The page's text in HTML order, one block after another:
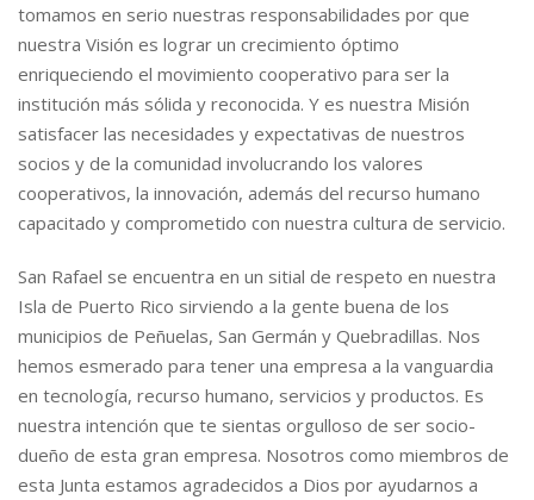
tomamos en serio nuestras responsabilidades por que
nuestra Visión es lograr un crecimiento óptimo
enriqueciendo el movimiento cooperativo para ser la
institución más sólida y reconocida. Y es nuestra Misión
satisfacer las necesidades y expectativas de nuestros
socios y de la comunidad involucrando los valores
cooperativos, la innovación, además del recurso humano
capacitado y comprometido con nuestra cultura de servicio.
San Rafael se encuentra en un sitial de respeto en nuestra
Isla de Puerto Rico sirviendo a la gente buena de los
municipios de Peñuelas, San Germán y Quebradillas. Nos
hemos esmerado para tener una empresa a la vanguardia
en tecnología, recurso humano, servicios y productos. Es
nuestra intención que te sientas orgulloso de ser socio-
dueño de esta gran empresa. Nosotros como miembros de
esta Junta estamos agradecidos a Dios por ayudarnos a